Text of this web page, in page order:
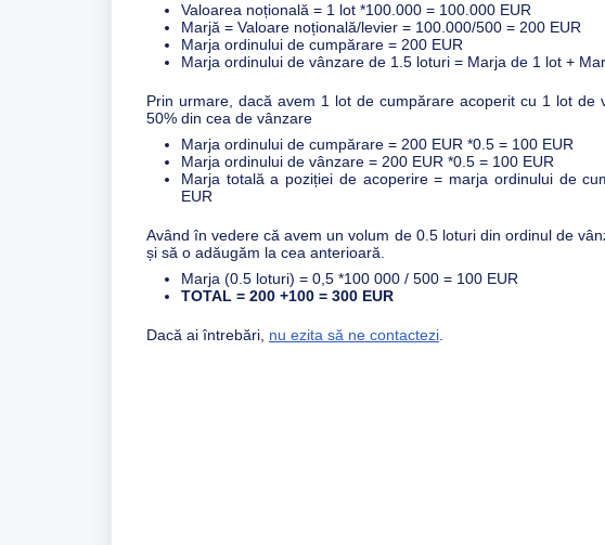
Valoarea noțională = 1 lot *100.000 = 100.000 EUR
Marjă = Valoare noțională/levier = 100.000/500 = 200 EUR
Marja ordinului de cumpărare = 200 EUR
Marja ordinului de vânzare de 1.5 loturi = Marja de 1 lot +
Prin urmare, dacă avem 1 lot de cumpărare acoperit cu 1 lot
50% din cea de vânzare
Marja ordinului de cumpărare = 200 EUR *0.5 = 100 EUR
Marja ordinului de vânzare = 200 EUR *0.5 = 100 EUR
Marja totală a poziției de acoperire = marja ordinului de
EUR
Având în vedere că avem un volum de 0.5 loturi din ordinul de
și să o adăugăm la cea anterioară.
Marja (0.5 loturi) = 0,5 *100 000 / 500 = 100 EUR
TOTAL = 200 +100 = 300 EUR
Dacă ai întrebări, nu ezita să ne contactezi